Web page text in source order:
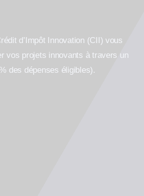
d’Impôt Innovation (CII) vous
vos projets innovants à travers un
des dépenses éligibles).